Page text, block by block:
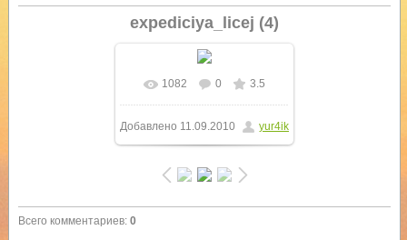
expediciya_licej (4)
В реальном размере
1024x768/ 408.5Kb
1082 0 3.5
Добавлено 11.09.2010 yur4ik
Всего комментариев: 0